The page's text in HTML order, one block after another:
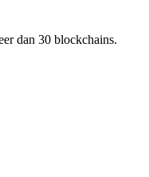
dan 30 blockchains.